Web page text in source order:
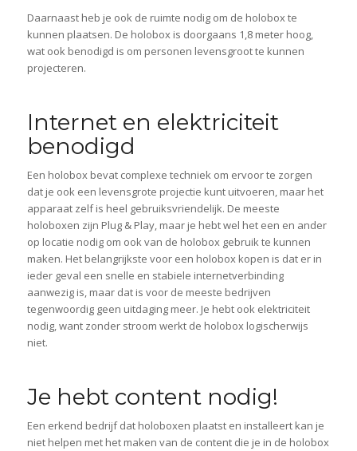
Daarnaast heb je ook de ruimte nodig om de holobox te
kunnen plaatsen. De holobox is doorgaans 1,8 meter hoog,
wat ook benodigd is om personen levensgroot te kunnen
projecteren.
Internet en elektriciteit
benodigd
Een holobox bevat complexe techniek om ervoor te zorgen
dat je ook een levensgrote projectie kunt uitvoeren, maar het
apparaat zelf is heel gebruiksvriendelijk. De meeste
holoboxen zijn Plug & Play, maar je hebt wel het een en ander
op locatie nodig om ook van de holobox gebruik te kunnen
maken. Het belangrijkste voor een holobox kopen is dat er in
ieder geval een snelle en stabiele internetverbinding
aanwezig is, maar dat is voor de meeste bedrijven
tegenwoordig geen uitdaging meer. Je hebt ook elektriciteit
nodig, want zonder stroom werkt de holobox logischerwijs
niet.
Je hebt content nodig!
Een erkend bedrijf dat holoboxen plaatst en installeert kan je
niet helpen met het maken van de content die je in de holobox